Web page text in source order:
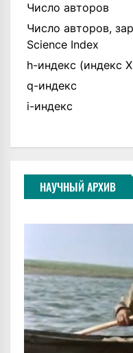
Число авторов
Число авторов,
Science Index
h-индекс (индекс
q-индекс
i-индекс
НАУЧНЫЙ АРХИВ